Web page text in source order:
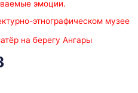
эмоции.
этнографическом музее
на берегу Ангары